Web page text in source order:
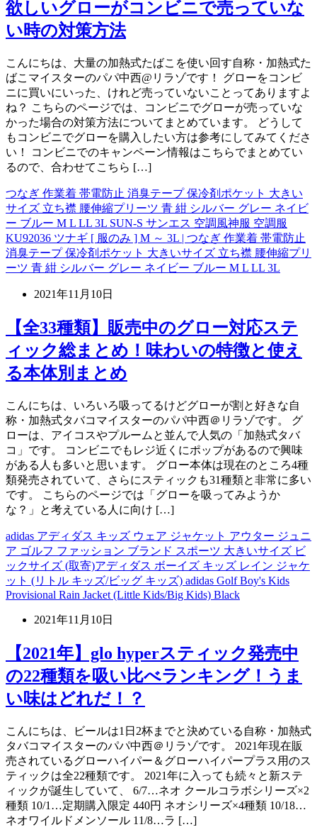
欲しいグローがコンビニで売っていな
い時の対策方法
こんにちは、大量の加熱式たばこを使い回す自称・加熱式た
ばこマイスターのパパ中西@リラゾです！ グローをコンビ
ニに買いにいった、けれど売っていないことってありますよ
ね？ こちらのページでは、コンビニでグローが売っていな
かった場合の対策方法についてまとめています。 どうして
もコンビニでグローを購入したい方は参考にしてみてくださ
い！ コンビニでのキャンペーン情報はこちらでまとめてい
るので、合わせてこちら […]
つなぎ 作業着 帯電防止 消臭テープ 保冷剤ポケット 大きい
サイズ 立ち襟 腰伸縮プリーツ 青 紺 シルバー グレー ネイビ
ー ブルー M L LL 3L SUN-S サンエス 空調風神服 空調服
KU92036 ツナギ [ 服のみ ] M ～ 3L | つなぎ 作業着 帯電防止
消臭テープ 保冷剤ポケット 大きいサイズ 立ち襟 腰伸縮プリ
ーツ 青 紺 シルバー グレー ネイビー ブルー M L LL 3L
2021年11月10日
【全33種類】販売中のグロー対応ステ
ィック総まとめ！味わいの特徴と使え
る本体別まとめ
こんにちは、いろいろ吸ってるけどグローが割と好きな自
称・加熱式タバコマイスターのパパ中西＠リラゾです。 グ
ローは、アイコスやプルームと並んで人気の「加熱式タバ
コ」です。 コンビニでもレジ近くにポップがあるので興味
がある人も多いと思います。 グロー本体は現在のところ4種
類発売されていて、さらにスティックも31種類と非常に多い
です。 こちらのページでは「グローを吸ってみようか
な？」と考えている人に向け […]
adidas アディダス キッズ ウェア ジャケット アウター ジュニ
ア ゴルフ ファッション ブランド スポーツ 大きいサイズ ビ
ックサイズ (取寄)アディダス ボーイズ キッズ レイン ジャケ
ット (リトル キッズ/ビッグ キッズ) adidas Golf Boy's Kids
Provisional Rain Jacket (Little Kids/Big Kids) Black
2021年11月10日
【2021年】glo hyperスティック発売中
の22種類を吸い比べランキング！うま
い味はどれだ！？
こんにちは、ビールは1日2杯までと決めている自称・加熱式
タバコマイスターのパパ中西＠リラゾです。 2021年現在販
売されているグローハイパー＆グローハイパープラス用のス
ティックは全22種類です。 2021年に入っても続々と新ステ
ィックが誕生していて、 6/7…ネオ クールコラボシリーズ×2
種類 10/1…定期購入限定 440円 ネオシリーズ×4種類 10/18…
ネオワイルドメンソール 11/8…ラ […]